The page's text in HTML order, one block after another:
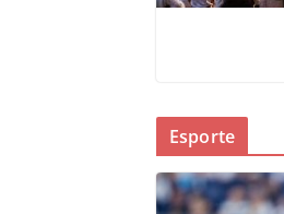
Esporte